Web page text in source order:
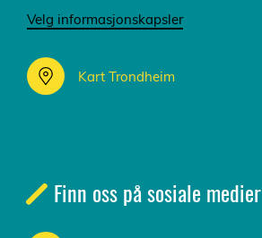
Velg informasjonskapsler
Kart Trondheim
Finn oss på sosiale medier